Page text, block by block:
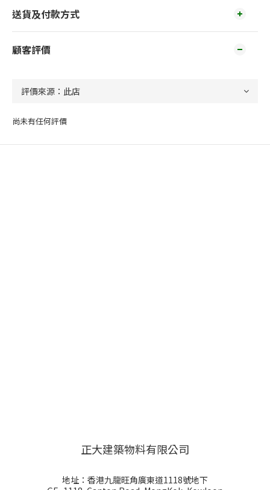
送貨及付款方式
顧客評價
尚未有任何評價
正大建築物料有限公司
地址：香港九龍旺角廣東道1118號地下